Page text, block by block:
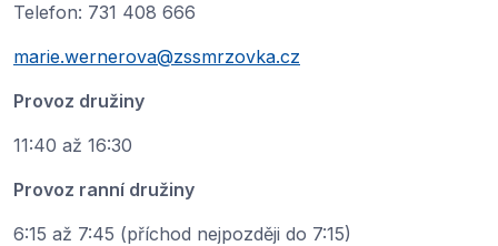
Telefon: 731 408 666
marie.wernerova@zssmrzovka.cz
Provoz družiny
11:40 až 16:30
Provoz ranní družiny
6:15 až 7:45 (příchod nejpozději do 7:15)